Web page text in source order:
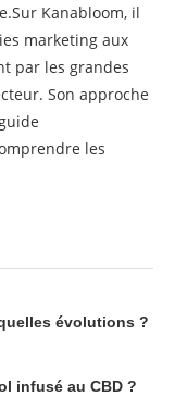
Kanabloom, il
marketing aux
par les grandes
Son approche
les
évolutions ?
infusé au CBD ?